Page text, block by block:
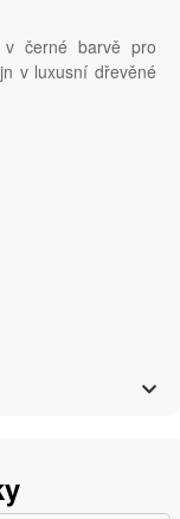
černé barvě pro
v luxusní dřevěné